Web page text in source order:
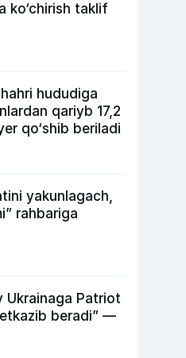
ko‘chirish taklif
hududiga
qariyb 17,2
qo‘shib beriladi
yakunlagach,
rahbariga
Ukrainaga Patriot
beradi” —